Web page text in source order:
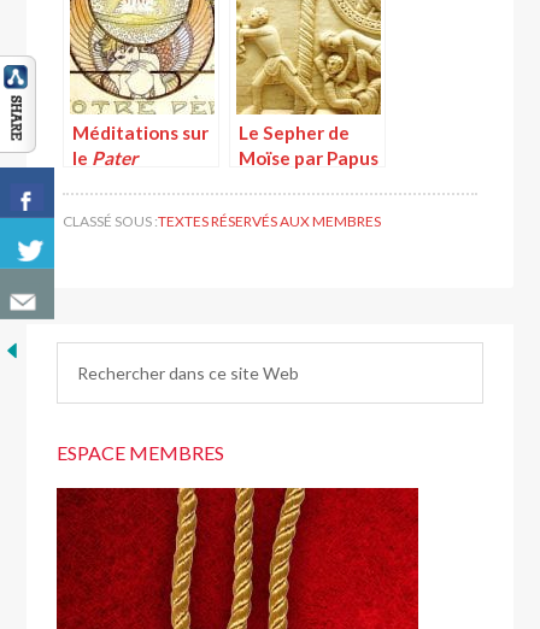
Méditations sur
le Pater
Le Sepher de
Moïse par Papus
CLASSÉ SOUS :TEXTES RÉSERVÉS AUX MEMBRES
ESPACE MEMBRES